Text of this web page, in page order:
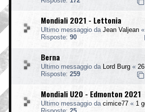
Mondiali 2021 - Lettonia
Ultimo messaggio da Jean Valjean «
Risposte: 90
Berna
Ultimo messaggio da Lord Burg «
Risposte: 259
Mondiali U20 - Edmonton 2021
Ultimo messaggio da cimice77 « 1